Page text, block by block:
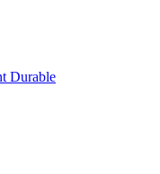
Durable